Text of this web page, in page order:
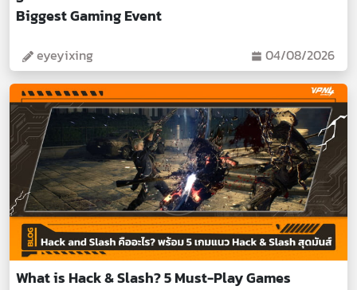
Biggest Gaming Event
eyeyixing 04/08/2026
What is Hack & Slash? 5 Must-Play Games